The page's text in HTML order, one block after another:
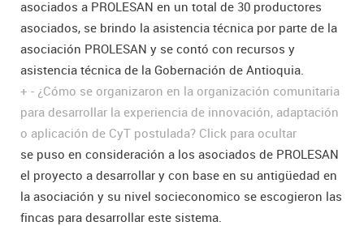
asociados a PROLESAN en un total de 30 productores
asociados, se brindo la asistencia técnica por parte de la
asociación PROLESAN y se contó con recursos y
asistencia técnica de la Gobernación de Antioquia.
+ - ¿Cómo se organizaron en la organización comunitaria
para desarrollar la experiencia de innovación, adaptación
o aplicación de CyT postulada? Click para ocultar
se puso en consideración a los asociados de PROLESAN
el proyecto a desarrollar y con base en su antigüedad en
la asociación y su nivel socieconomico se escogieron las
fincas para desarrollar este sistema.